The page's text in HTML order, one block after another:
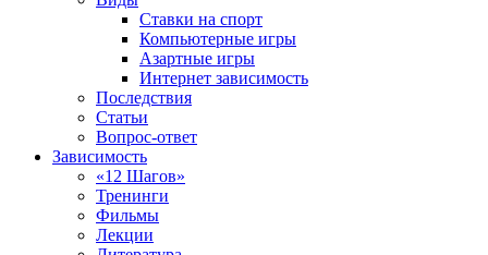
Ставки на спорт
Компьютерные игры
Азартные игры
Интернет зависимость
Последствия
Статьи
Вопрос-ответ
Зависимость
«12 Шагов»
Тренинги
Фильмы
Лекции